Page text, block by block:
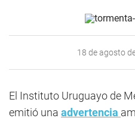
18 de agosto
El Instituto Uruguayo de
emitió una advertencia